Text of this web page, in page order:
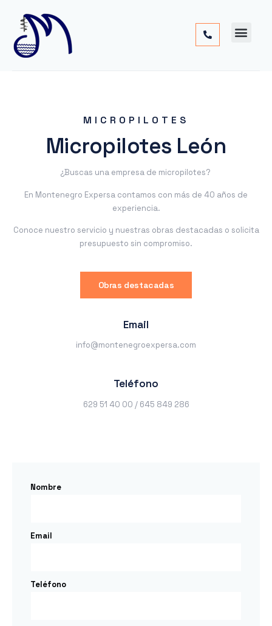
MICROPILOTES
Micropilotes León
¿Buscas una empresa de micropilotes?
En Montenegro Expersa contamos con más de 40 años de
experiencia.
Conoce nuestro servicio y nuestras obras destacadas o solicita
presupuesto sin compromiso.
Obras destacadas
Email
info@montenegroexpersa.com
Teléfono
629 51 40 00 / 645 849 286
Nombre
Email
Teléfono